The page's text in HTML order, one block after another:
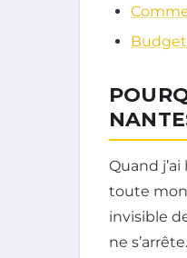
Quand j’ai
toute mon
invisible
ne